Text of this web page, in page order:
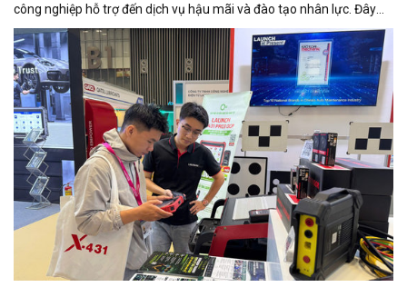
công nghiệp hỗ trợ đến dịch vụ hậu mãi và đào tạo nhân lực. Đây
cũng là trọng tâm được các doanh nghiệp và chuyên gia trao đổi tại
Triển lãm Automechanika Ho Chi Minh City 2026.